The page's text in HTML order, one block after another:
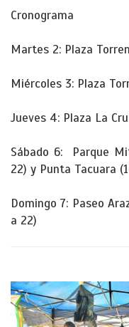
Cronograma
Martes 2: Plaza
Miércoles 3: Plaza
Jueves 4: Plaza La
Sábado 6: Parque
22) y Punta Tacuara
Domingo 7: Paseo
a 22)